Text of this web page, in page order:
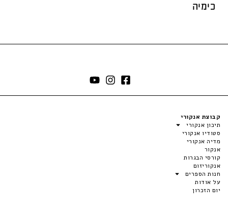
כימיה
קבוצת אנקורי
תיכון אנקורי
סטודיו אנקורי
מדיה אנקורי
אנקור
קורסי הבגרות
אנקוריזום
חנות הספרים
על אודות
יום הזכרון